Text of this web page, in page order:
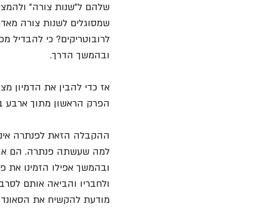
לרובוטריקים? כי להבדיל
ובהמשך הדרך.
אז כדי להבין את הדמיון
הפרק הראשון מתוך ארבע
ההקבלה הזאת לפנתרה
למה שעשתה פנתרה. הם
ובהמשך אפילו הזמינו
ולחבריו והביאה אותם
מודעת להקשיח את הסאונד